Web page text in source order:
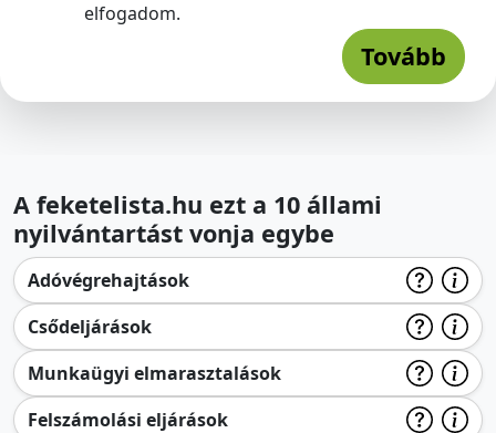
elfogadom.
Tovább
A feketelista.hu ezt a 10 állami
nyilvántartást vonja egybe
Adóvégrehajtások
Csődeljárások
Munkaügyi elmarasztalások
Felszámolási eljárások